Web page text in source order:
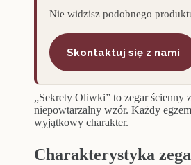
Nie widzisz podobnego
Skontaktuj się z nami
„Sekrety Oliwki” to zegar ścienny
niepowtarzalny wzór. Każdy
wyjątkowy charakter.
Charakterystyka